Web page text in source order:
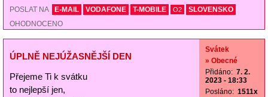
POSLAT NA E-MAIL VODAFONE T-MOBILE O2
SLOVENSKO
OHODNOCENO
ÚPLNĚ NEJÚŽASNĚJŠÍ DEN
Přejeme Ti k svátku
to nejlepší jen,
Svátek
» Obecné
Přidáno: 7. 2.
2023 - 18:33
Posláno: 1511x